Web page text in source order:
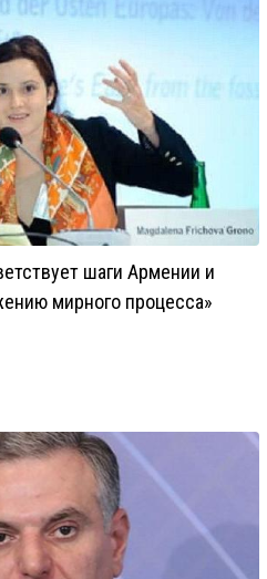
шаги Армении и
мирного процесса»